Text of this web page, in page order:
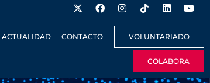
ACTUALIDAD CONTACTO VOLUNTARIADO
COLABORA